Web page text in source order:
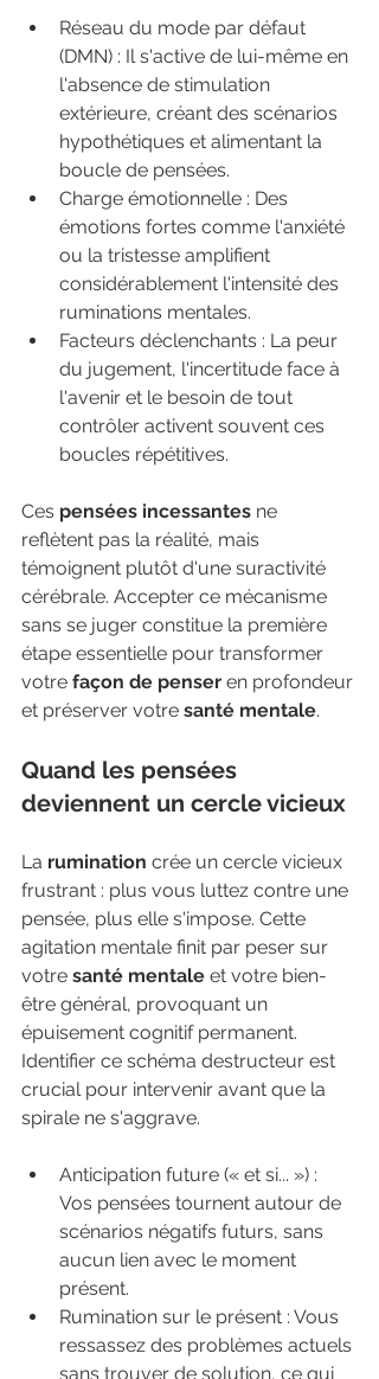
Réseau du mode par défaut
(DMN) : Il s'active de lui-même en
l'absence de stimulation
extérieure, créant des scénarios
hypothétiques et alimentant la
boucle de pensées.
Charge émotionnelle : Des
émotions fortes comme l'anxiété
ou la tristesse amplifient
considérablement l'intensité des
ruminations mentales.
Facteurs déclenchants : La peur
du jugement, l'incertitude face à
l'avenir et le besoin de tout
contrôler activent souvent ces
boucles répétitives.
Ces pensées incessantes ne
reflètent pas la réalité, mais
témoignent plutôt d'une suractivité
cérébrale. Accepter ce mécanisme
sans se juger constitue la première
étape essentielle pour transformer
votre façon de penser en profondeur
et préserver votre santé mentale.
Quand les pensées
deviennent un cercle vicieux
La rumination crée un cercle vicieux
frustrant : plus vous luttez contre une
pensée, plus elle s'impose. Cette
agitation mentale finit par peser sur
votre santé mentale et votre bien-
être général, provoquant un
épuisement cognitif permanent.
Identifier ce schéma destructeur est
crucial pour intervenir avant que la
spirale ne s'aggrave.
Anticipation future (« et si... ») :
Vos pensées tournent autour de
scénarios négatifs futurs, sans
aucun lien avec le moment
présent.
Rumination sur le présent : Vous
ressassez des problèmes actuels
sans trouver de solution, ce qui